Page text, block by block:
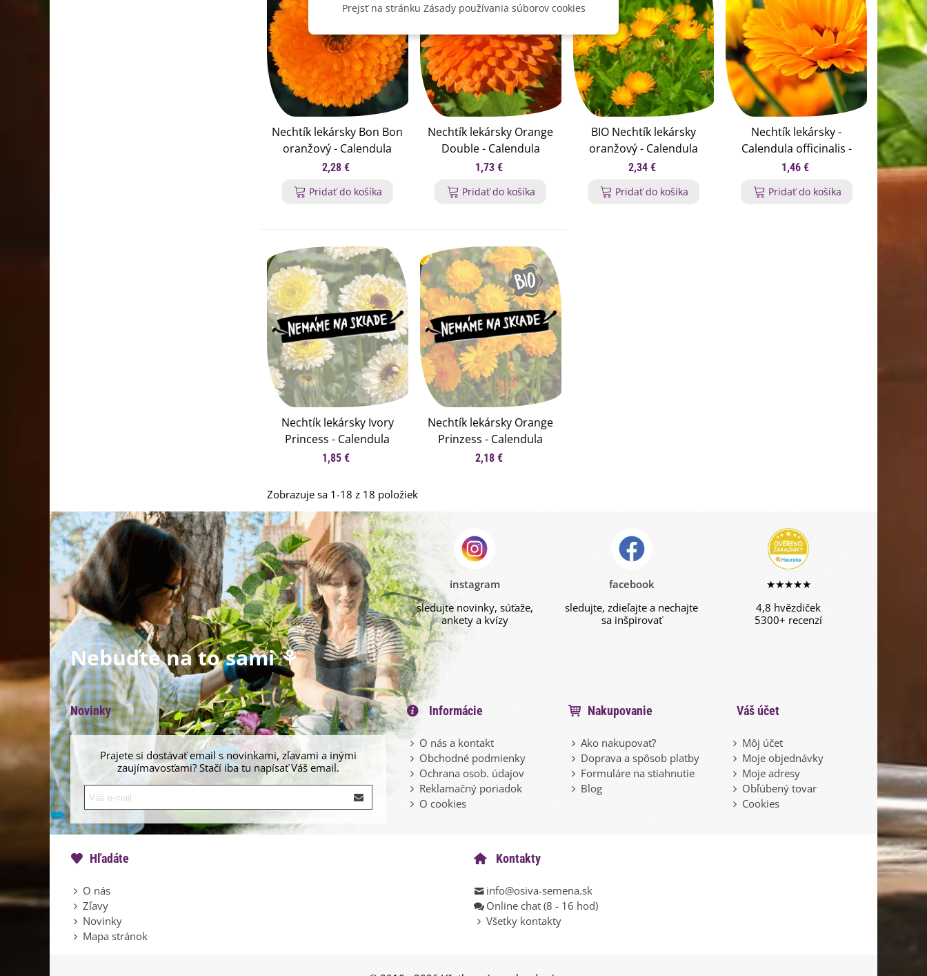
Nechtík lekársky Bon Bon
oranžový - Calendula
officinalis - semená
2,28 €
Pridať do košíka
Nechtík lekársky Orange
Double - Calendula
officinalis - semená
1,73 €
Pridať do košíka
BIO Nechtík lekársky
oranžový - Calendula
officinalis - semená
2,34 €
Pridať do košíka
Nechtík lekársky -
Calendula officinalis -
semená nechtíka - 65 ks
1,46 €
Pridať do košíka
Nechtík lekársky Ivory
Princess - Calendula
officinalis - semená
1,85 €
Nechtík lekársky Orange
Prinzess - Calendula
officinalis - semená
2,18 €
Zobrazuje sa 1-18 z 18 položiek
Nebuďte na to sami ⚘
instagram
sledujte novinky, súťaže,
ankety a kvízy
facebook
sledujte, zdieľajte a nechajte
sa inšpirovať
★★★★★
4,8 hvězdiček
5300+ recenzí
Novinky
Prajete si dostávať email s novinkami, zľavami a inými
zaujímavosťami? Stačí iba tu napísať Váš email.
Informácie
O nás a kontakt
Obchodné podmienky
Ochrana osob. údajov
Reklamačný poriadok
O cookies
Nakupovanie
Ako nakupovať?
Doprava a spôsob platby
Formuláre na stiahnutie
Blog
Váš účet
Môj účet
Moje objednávky
Moje adresy
Obľúbený tovar
Cookies
Hľadáte
O nás
Zľavy
Novinky
Mapa stránok
Kontakty
info@osiva-semena.sk
Online chat (8 - 16 hod)
Všetky kontakty
Prejsť na stránku Zásady používania súborov cookies